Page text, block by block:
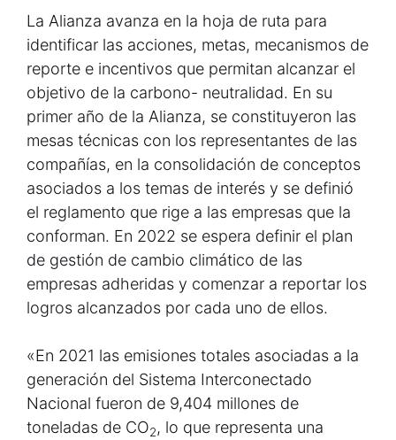
La Alianza avanza en la hoja de ruta para
identificar las acciones, metas, mecanismos de
reporte e incentivos que permitan alcanzar el
objetivo de la carbono- neutralidad. En su
primer año de la Alianza, se constituyeron las
mesas técnicas con los representantes de las
compañías, en la consolidación de conceptos
asociados a los temas de interés y se definió
el reglamento que rige a las empresas que la
conforman. En 2022 se espera definir el plan
de gestión de cambio climático de las
empresas adheridas y comenzar a reportar los
logros alcanzados por cada uno de ellos.
«En 2021 las emisiones totales asociadas a la
generación del Sistema Interconectado
Nacional fueron de 9,404 millones de
toneladas de CO2, lo que representa una